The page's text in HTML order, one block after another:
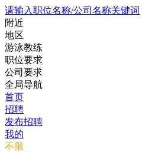
请输入职位名称/公司名称关键词
附近
地区
游泳教练
职位要求
公司要求
全局导航
首页
招聘
发布招聘
我的
不限